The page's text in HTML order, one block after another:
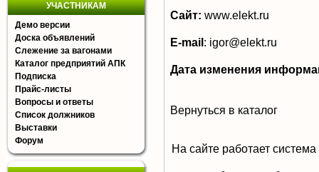
УЧАСТНИКАМ
Демо версии
Доска объявлений
Слежение за вагонами
Каталог предприятий АПК
Подписка
Прайс-листы
Вопросы и ответы
Список должников
Выставки
Форум
Сайт: www.elekt.ru
E-mail: igor@elekt.ru
Дата изменения
Вернуться в каталог
На сайте работает